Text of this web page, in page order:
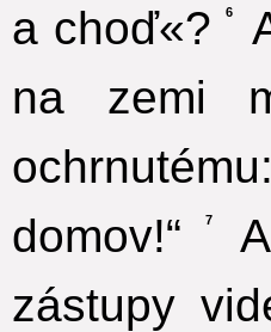
a choď«?
6
na zemi
domov!“
7
zástupy